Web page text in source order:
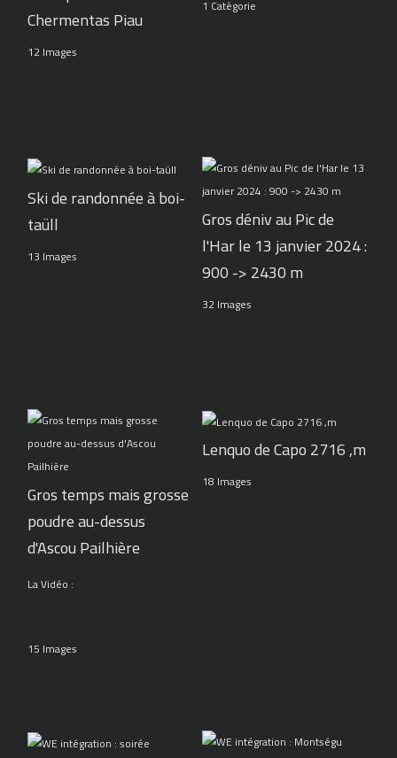
Chermentas Piau
12 Images
1 Catégorie
Ski de randonnée à boi-
taüll
13 Images
Gros déniv au Pic de
l'Har le 13 janvier 2024 :
900 -> 2430 m
32 Images
Gros temps mais grosse
poudre au-dessus
d'Ascou Pailhière
La Vidéo :
15 Images
Lenquo de Capo 2716 ,m
18 Images